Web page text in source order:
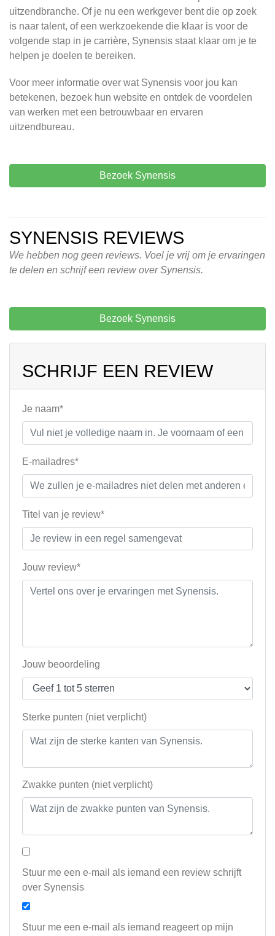
uitzendbranche. Of je nu een werkgever bent die op zoek
is naar talent, of een werkzoekende die klaar is voor de
volgende stap in je carrière, Synensis staat klaar om je te
helpen je doelen te bereiken.
Voor meer informatie over wat Synensis voor jou kan
betekenen, bezoek hun website en ontdek de voordelen
van werken met een betrouwbaar en ervaren
uitzendbureau.
Bezoek Synensis
SYNENSIS REVIEWS
We hebben nog geen reviews. Voel je vrij om je ervaringen
te delen en schrijf een review over Synensis.
Bezoek Synensis
SCHRIJF EEN REVIEW
Je naam*
E-mailadres*
Titel van je review*
Jouw review*
Jouw beoordeling
Sterke punten (niet verplicht)
Zwakke punten (niet verplicht)
Stuur me een e-mail als iemand een review schrijft
over Synensis
Stuur me een e-mail als iemand reageert op mijn